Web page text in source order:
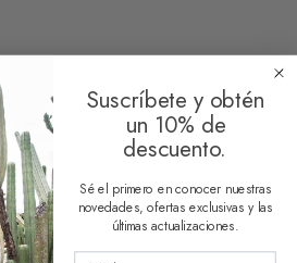
Suscríbete y obtén
un 10% de
descuento.
Sé el primero en conocer nuestras
novedades, ofertas exclusivas y las
últimas actualizaciones.